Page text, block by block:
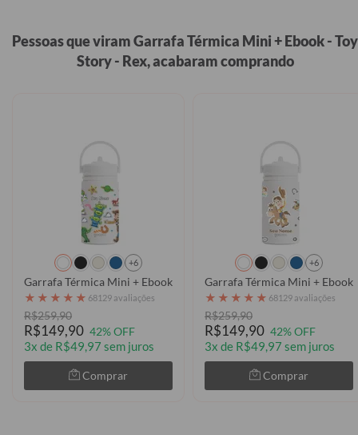
Pessoas que viram Garrafa Térmica Mini + Ebook - Toy
Story - Rex, acabaram comprando
+6
Garrafa Térmica Mini + Ebook - Toy Story - Stickers
★ ★ ★ ★ ★ 68129 avaliações
R$259,90
R$149,90 42% OFF
3x de R$49,97 sem juros
Comprar
+6
Garrafa Térmica Mini + Ebook
★ ★ ★ ★ ★ 68129 avaliações
R$259,90
R$149,90 42% OFF
3x de R$49,97 sem juros
Comprar